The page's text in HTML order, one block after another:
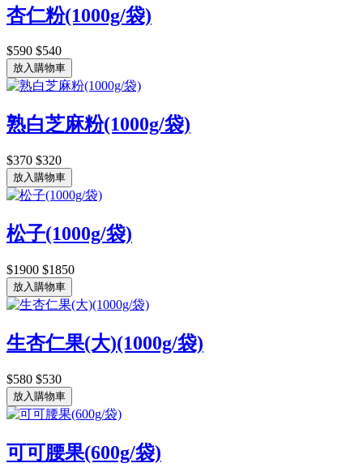
杏仁粉(1000g/袋)
$590 $540
放入購物車
熟白芝麻粉(1000g/袋)
$370 $320
放入購物車
松子(1000g/袋)
$1900 $1850
放入購物車
生杏仁果(大)(1000g/袋)
$580 $530
放入購物車
可可腰果(600g/袋)